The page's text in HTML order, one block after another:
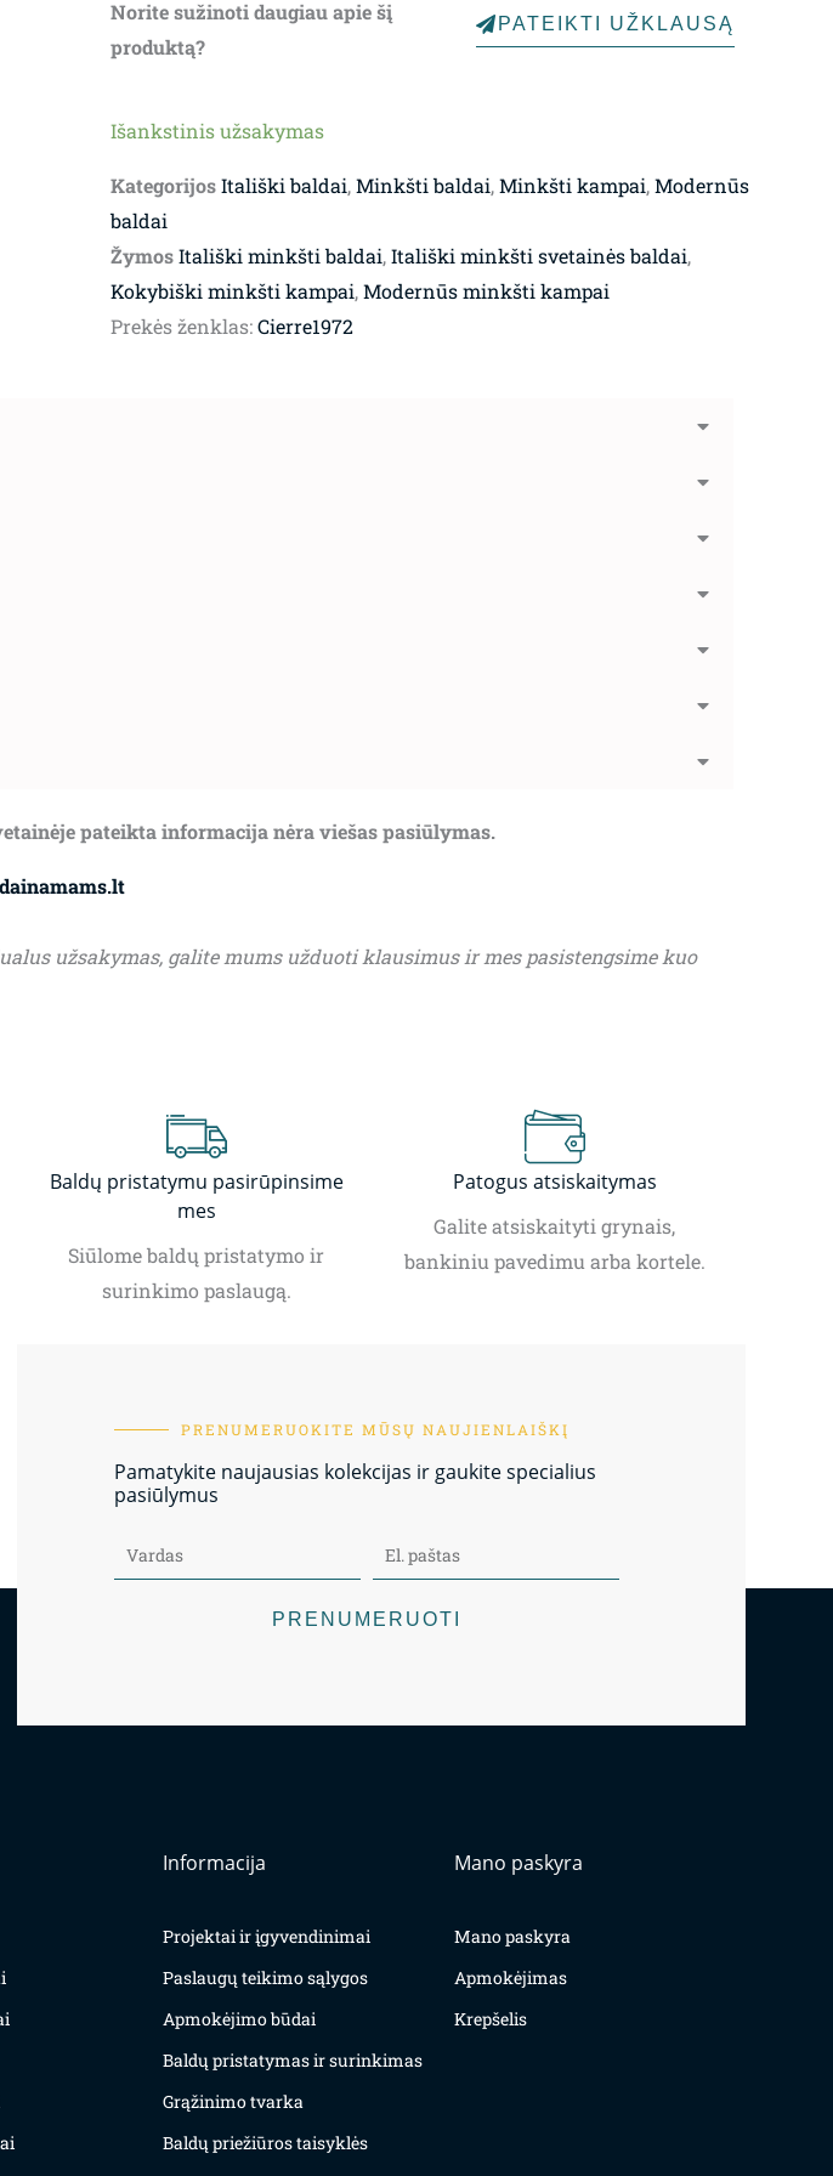
Norite sužinoti daugiau apie šį
produktą?
PATEIKTI UŽKLAUSĄ
Išankstinis užsakymas
KategorijosItališki baldai,Minkšti baldai,Minkšti kampai,Modernūs
baldai
ŽymosItališki minkšti baldai,Itališki minkšti svetainės baldai,
Kokybiški minkšti kampai,Modernūs minkšti kampai
Prekės ženklas:Cierre1972
pateikta informacija nėra viešas pasiūlymas.
užsakymas, galite mums užduoti klausimus ir mes pasistengsime kuo
Baldų pristatymu pasirūpinsime
mes
Siūlome baldų pristatymo ir
surinkimo paslaugą.
Patogus atsiskaitymas
Galite atsiskaityti grynais,
bankiniu pavedimu arba kortele.
PRENUMERUOKITE MŪSŲ NAUJIENLAIŠKĮ
Pamatykite naujausias kolekcijas ir gaukite specialius
pasiūlymus
PRENUMERUOTI
Informacija
Projektai ir įgyvendinimai
Paslaugų teikimo sąlygos
Apmokėjimo būdai
Baldų pristatymas ir surinkimas
Grąžinimo tvarka
Baldų priežiūros taisyklės
Mano paskyra
Mano paskyra
Apmokėjimas
Krepšelis